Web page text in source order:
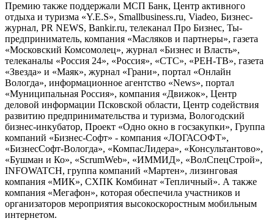
Премию также поддержали МСП Банк, Центр активного
отдыха и туризма «Y.E.S», Smallbusiness.ru, Viadeo, Бизнес-
журнал, PR NEWS, Bankir.ru, телеканал Про Бизнес, Ты-
предприниматель, компания «Масляков и партнеры», газета
«Московский Комсомолец», журнал «Бизнес и Власть»,
телеканалы «Россия 24», «Россия», «СТС», «РЕН-ТВ», газета
«Звезда» и «Маяк», журнал «Грани», портал «Онлайн
Вологда», информационное агентство «News», портал
«Муниципальная Россия», компания «Движок», Центр
деловой информации Псковской области, Центр содействия
развитию предпринимательства и туризма, Вологодский
бизнес-инкубатор, Проект «Одно окно в госзакупки», Группа
компаний «Бизнес-Софт» - компания «ЛОГАСОФТ»,
«БизнесСофт-Вологда», «КомпасЛидера», «Консультантово»,
«Бушман и Ко», «ScrumWeb», «ИММИД», «ВолСпецСтрой»,
INFOWATCH, группа компаний «Мартен», лизинговая
компания «МИК», СХПК Комбинат «Тепличный». А также
компания «Мегафон», которая обеспечила участников и
организаторов мероприятия высокоскоростным мобильным
интернетом.